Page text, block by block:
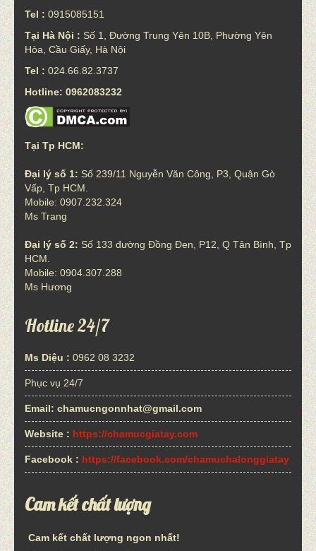
Tel : 0915085151
Tại Hà Nội : Số 1, Đường Trung Yên 10B, Phường Yên
Hòa, Cầu Giấy, Hà Nội
Tel : 024.66.82.3737
Hotline: 0962083232
Tại Tp HCM:
Đại lý số 1: Số 239/11 Nguyễn Văn Công, P3, Quận Gò
Vấp, Tp HCM.
Mobile: 0907.232.324
Ms Trang
Đại lý số 2: Số 133 đường Đồng Đen, P12, Q Tân Bình, Tp
HCM.
Mobile: 0904.307.288
Ms Hương
Hotline 24/7
Ms Diệu : 0962 08 3232
Phục vụ 24/7
Email: chamucngonnhat@gmail.com
Website : https://chamucgiatay.com
Facebook : https://facebook.com/chamuchalonggiatay
Cam kết chất lượng
Cam kết chất lượng ngon nhất!